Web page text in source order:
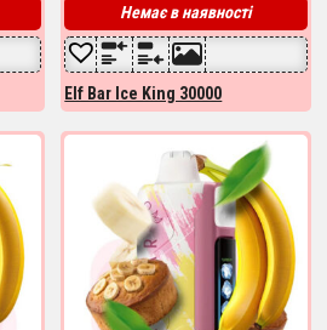
Немає в наявності
Elf Bar Ice King 30000